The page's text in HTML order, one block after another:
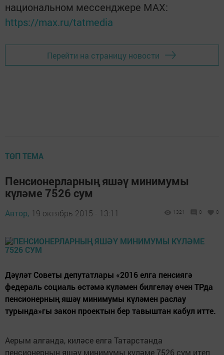
национальном мессенджере MАХ:
https://max.ru/tatmedia
Перейти на страницу новости
ТӨП ТЕМА
Пенсионерларның яшәү минимумы
күләме 7526 сум
Автор, 19 октябрь 2015 - 13:11 1321 0 0
Дәүләт Советы депутатлары «2016 елга пенсиягә
федераль социаль өстәмә күләмен билгеләү өчен ТРда
пенсионерның яшәү минимумы күләмен раслау
турында»гы закон проектын бер тавыштан кабул итте.
Аерым алганда, киләсе елга Татарстанда
пенсионерның яшәү минимумы күләме 7526 сум итеп